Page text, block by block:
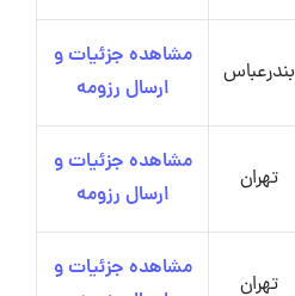
بندرعباس
مشاهده جزئیات و
ارسال رزومه
تهران
مشاهده جزئیات و
ارسال رزومه
تهران
مشاهده جزئیات و